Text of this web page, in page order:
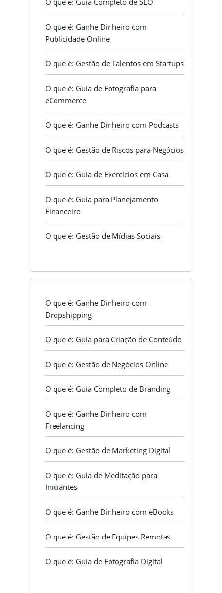
O que é: Guia Completo de SEO
O que é: Ganhe Dinheiro com
Publicidade Online
O que é: Gestão de Talentos em Startups
O que é: Guia de Fotografia para
eCommerce
O que é: Ganhe Dinheiro com Podcasts
O que é: Gestão de Riscos para Negócios
O que é: Guia de Exercícios em Casa
O que é: Guia para Planejamento
Financeiro
O que é: Gestão de Mídias Sociais
O que é: Ganhe Dinheiro com
Dropshipping
O que é: Guia para Criação de Conteúdo
O que é: Gestão de Negócios Online
O que é: Guia Completo de Branding
O que é: Ganhe Dinheiro com
Freelancing
O que é: Gestão de Marketing Digital
O que é: Guia de Meditação para
Iniciantes
O que é: Ganhe Dinheiro com eBooks
O que é: Gestão de Equipes Remotas
O que é: Guia de Fotografia Digital